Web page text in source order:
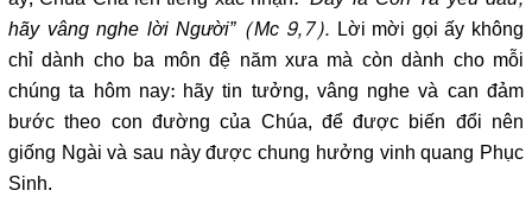
hãy vâng nghe lời Người” (Mc 9,7). Lời mời gọi ấy không
chỉ dành cho ba môn đệ năm xưa mà còn dành cho mỗi
chúng ta hôm nay: hãy tin tưởng, vâng nghe và can đảm
bước theo con đường của Chúa, để được biến đổi nên
giống Ngài và sau này được chung hưởng vinh quang Phục
Sinh.